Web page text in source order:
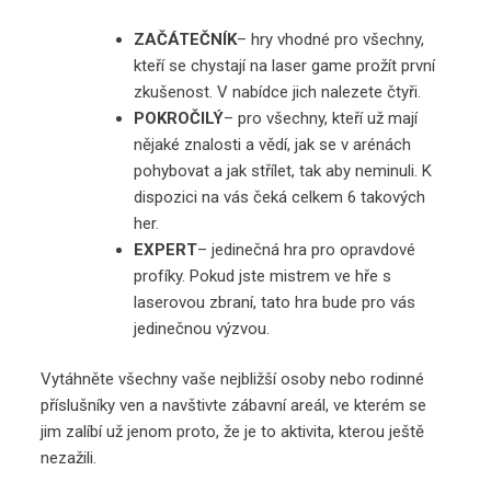
ZAČÁTEČNÍK– hry vhodné pro všechny,
kteří se chystají na laser game prožít první
zkušenost. V nabídce jich nalezete čtyři.
POKROČILÝ– pro všechny, kteří už mají
nějaké znalosti a vědí, jak se v arénách
pohybovat a jak střílet, tak aby neminuli. K
dispozici na vás čeká celkem 6 takových
her.
EXPERT– jedinečná hra pro opravdové
profíky. Pokud jste mistrem ve hře s
laserovou zbraní, tato hra bude pro vás
jedinečnou výzvou.
Vytáhněte všechny vaše nejbližší osoby nebo rodinné
příslušníky ven a navštivte zábavní areál, ve kterém se
jim zalíbí už jenom proto, že je to aktivita, kterou ještě
nezažili.